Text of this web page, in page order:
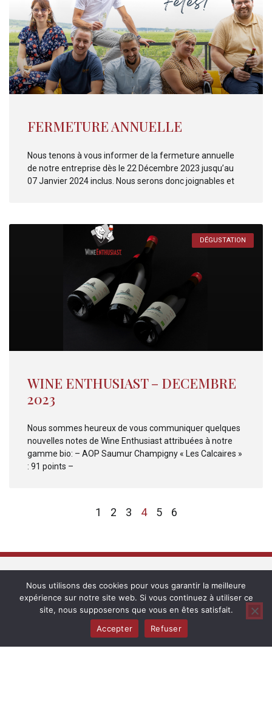
FERMETURE ANNUELLE
Nous tenons à vous informer de la fermeture annuelle
de notre entreprise dès le 22 Décembre 2023 jusqu’au
07 Janvier 2024 inclus. Nous serons donc joignables et
DÉGUSTATION
WINE ENTHUSIAST – DECEMBRE
2023
Nous sommes heureux de vous communiquer quelques
nouvelles notes de Wine Enthusiast attribuées à notre
gamme bio: – AOP Saumur Champigny « Les Calcaires »
: 91 points –
1 2 3 4 5 6
Complices de Loire
Depuis 2010, la Maison Complices de Loire produit des vins
provenant des appellations du Val de Loire, de Sancerre à
Saumur en culture biologique ou raisonnée. Vinifiées en fût et
Nous utilisons des cookies pour vous garantir la meilleure
expérience sur notre site web. Si vous continuez à utiliser ce
site, nous supposerons que vous en êtes satisfait.
Accepter
Refuser